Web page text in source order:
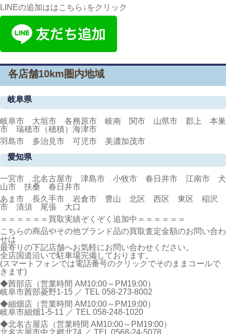
LINEの追加ははこちら↓をクリック
各店舗10km圏内地域
岐阜県
岐阜市 大垣市 各務原市 岐南 関市 山県市 郡上 本巣
市 瑞穂市（穂積）海津市
羽島市 多治見市 可児市 美濃加茂市
愛知県
一宮市 北名古屋市 津島市 小牧市 春日井市 江南市 犬
山市 扶桑 春日井市
あま市 長久手市 岩倉市 豊山 北区 西区 東区 稲沢
市 清須 尾張 大口
＝＝＝＝＝＝買取実績ぞくぞく追加中＝＝＝＝＝＝
こちらの商品やその他ブランド品の買取査定金額のお問い合わ
せは
最寄りの下記店舗へお気軽にお問い合わせください。
全店国道沿いで駐車場完備しております。
(スマートフォンでは電話番号のクリックでそのままコールで
きます)
◆茜部店（営業時間 AM10:00～PM19:00）
岐阜市茜部菱野1-15 ／ TEL 058-273-8002
◆細畑店（営業時間 AM10:00～PM19:00）
岐阜市細畑1-5-11 ／ TEL 058-248-1020
◆北名古屋店（営業時間 AM10:00～PM19:00）
北名古屋市中之郷北74 ／ TEL 0568-24-5078